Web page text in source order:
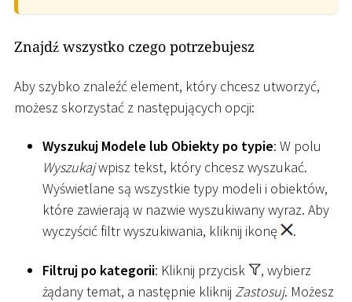
Znajdź wszystko czego potrzebujesz
Aby szybko znaleźć element, który chcesz utworzyć,
możesz skorzystać z następujących opcji:
Wyszukuj Modele lub Obiekty po typie: W polu
Wyszukajwpisz tekst, który chcesz wyszukać.
Wyświetlane są wszystkie typy modeli i obiektów,
które zawierają w nazwie wyszukiwany wyraz. Aby
wyczyścić filtr wyszukiwania, kliknij ikonę
.
Filtruj po kategorii: Kliknij przycisk
, wybierz
żądany temat, a następnie kliknij Zastosuj. Możesz